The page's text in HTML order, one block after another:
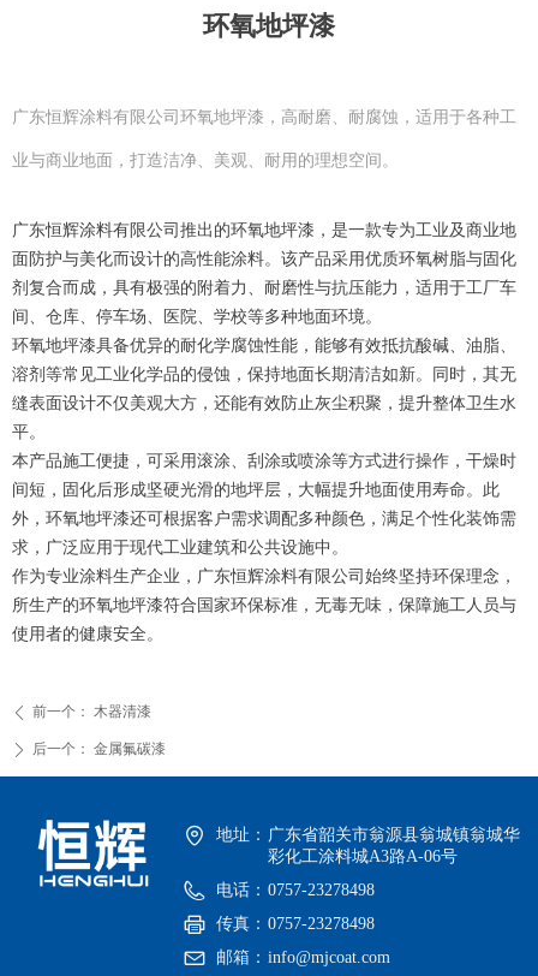
环氧地坪漆
广东恒辉涂料有限公司环氧地坪漆，高耐磨、耐腐蚀，适用于各种工
业与商业地面，打造洁净、美观、耐用的理想空间。
ꄴ 前一个： 木器清漆
ꄲ 后一个： 金属氟碳漆
广东恒辉涂料有限公司推出的环氧地坪漆，是一款专为工业及商业地
面防护与美化而设计的高性能涂料。该产品采用优质环氧树脂与固化
剂复合而成，具有极强的附着力、耐磨性与抗压能力，适用于工厂车
间、仓库、停车场、医院、学校等多种地面环境。
环氧地坪漆具备优异的耐化学腐蚀性能，能够有效抵抗酸碱、油脂、
溶剂等常见工业化学品的侵蚀，保持地面长期清洁如新。同时，其无
缝表面设计不仅美观大方，还能有效防止灰尘积聚，提升整体卫生水
平。
本产品施工便捷，可采用滚涂、刮涂或喷涂等方式进行操作，干燥时
间短，固化后形成坚硬光滑的地坪层，大幅提升地面使用寿命。此
外，环氧地坪漆还可根据客户需求调配多种颜色，满足个性化装饰需
求，广泛应用于现代工业建筑和公共设施中。
作为专业涂料生产企业，广东恒辉涂料有限公司始终坚持环保理念，
所生产的环氧地坪漆符合国家环保标准，无毒无味，保障施工人员与
使用者的健康安全。
地址： 广东省韶关市翁源县翁城镇翁城华
彩化工涂料城A3路A-06号
电话： 0757-23278498
传真： 0757-23278498
邮箱： info@mjcoat.com